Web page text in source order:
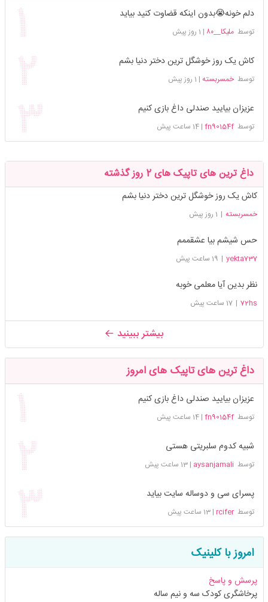
دلم خونه😭بدون اینکه قضاوت کنید بیاید
توسطملیکا__۸۰ | 1 روز پیش
کاش یک روز خوشگل ترین دختر دنیا بشم
توسطخمسربسته | 1 روز پیش
عزیزان بیایید صندلی داغ بازی کنیم
توسطfn90154f
|14 ساعت پیش
داغ ترین های تاپیک های 2 روز گذشته
کاش یک روز خوشگل ترین دختر دنیا بشم
خمسربسته | 1 روز پیش
حس شیشم بیا عشقممم
yekta737
| 19 ساعت پیش
نظر بدین آیا معلمی خوبه
72hs
| 17 ساعت پیش
بیشتر ببینید
داغ ترین های تاپیک های امروز
عزیزان بیایید صندلی داغ بازی کنیم
توسطfn90154f
|14 ساعت پیش
شبیه کدوم سلبریتی هستی
توسط aysanjamali
|13 ساعت پیش
پسرای سی و دوساله سایت بیاید
توسطrcifer
|13 ساعت پیش
امروز با کلینیک
پرسش و پاسخ
پرخاشگری کودک سه و نیم ساله